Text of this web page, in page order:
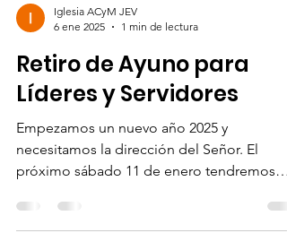
6 ene 2025
1 min de lectura
Retiro de Ayuno para
Líderes y Servidores
Empezamos un nuevo año 2025 y
necesitamos la dirección del Señor. El
próximo sábado 11 de enero tendremos